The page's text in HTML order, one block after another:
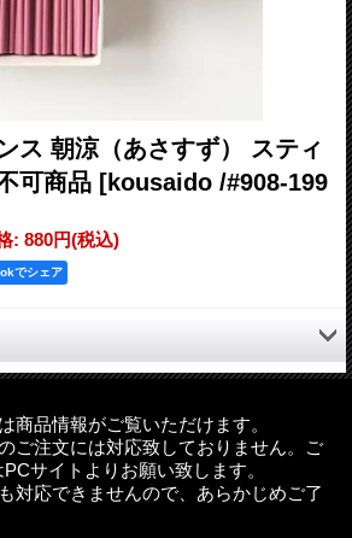
ス 朝涼（あさすず） スティ
可商品 [kousaido /#908-199
: 880円(税込)
でシェア
調合した涼やかで瑞々しい香りです。
入り(約90本入り)
（外装）
本あたり)
商品情報がご覧いただけます。
ご注文には対応致しておりません。ご
サイトよりお願い致します。
対応できませんので、あらかじめご了